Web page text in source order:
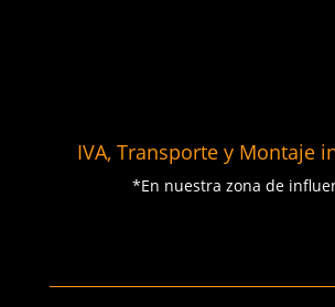
IVA, Transporte y Montaje
*En nuestra zona de